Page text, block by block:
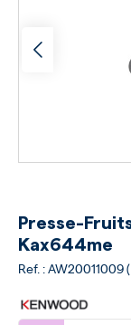
Presse-
Kax644me
Ref. : AW20011009 (